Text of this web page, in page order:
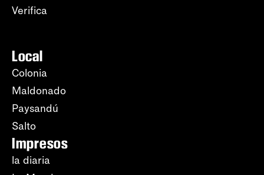
Verifica
Local
Colonia
Maldonado
Paysandú
Salto
Impresos
la diaria